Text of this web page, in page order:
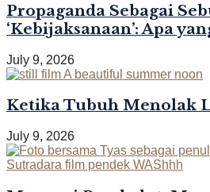
Propaganda Sebagai
‘Kebijaksanaan’: Apa
July 9, 2026
Ketika Tubuh Menolak
July 9, 2026